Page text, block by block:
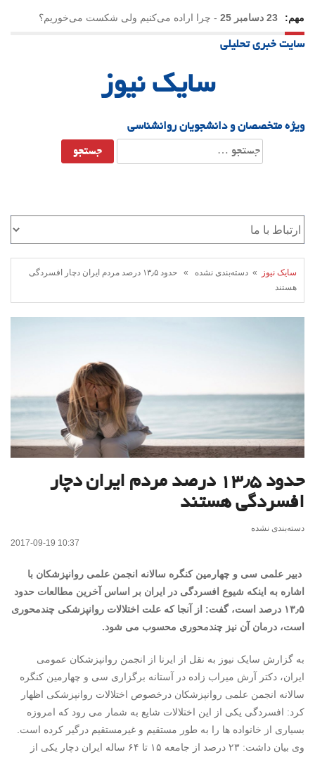
مهم: 23 دسامبر 25 - چرا اراده می‌کنیم ولی شکست می‌خوریم؟
21 دسامبر 25
سایت خبری تحلیلی
سایک نیوز
ویژه متخصصان و دانشجویان روانشناسی
جستجو
برای:
سایک نیوز
» دسته‌بندی نشده » حدود ۱۳٫۵ درصد مردم ایران دچار افسردگی
هستند
حدود ۱۳٫۵ درصد مردم ایران دچار
افسردگی هستند
دسته‌بندی نشده
2017-09-19 10:37
دبیر علمی سی و چهارمین کنگره سالانه انجمن علمی روانپزشکان با
اشاره به اینکه شیوع افسردگی در ایران بر اساس آخرین مطالعات حدود
۱۳٫۵ درصد است، گفت: از آنجا که علت اختلالات روانپزشکی چندمحوری
است، درمان آن نیز چندمحوری محسوب می شود.
به گزارش سایک نیوز به نقل از ایرنا از انجمن روانپزشکان عمومی
ایران، دکتر آرش میراب زاده در آستانه برگزاری سی و چهارمین کنگره
سالانه انجمن علمی روانپزشکان درخصوص اختلالات روانپزشکی اظهار
کرد: افسردگی یکی از این اختلالات شایع به شمار می رود که امروزه
بسیاری از خانواده ها را به طور مستقیم و غیرمستقیم درگیر کرده است.
وی بیان داشت: ۲۳ درصد از جامعه ۱۵ تا ۶۴ ساله ایران دچار یکی از